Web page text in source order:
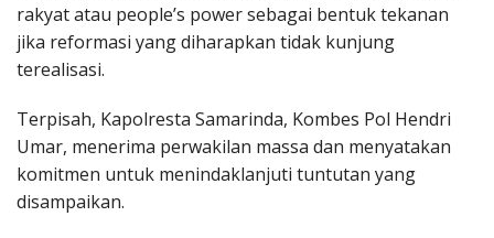
rakyat atau people’s power sebagai bentuk tekanan
jika reformasi yang diharapkan tidak kunjung
terealisasi.
Terpisah, Kapolresta Samarinda, Kombes Pol Hendri
Umar, menerima perwakilan massa dan menyatakan
komitmen untuk menindaklanjuti tuntutan yang
disampaikan.